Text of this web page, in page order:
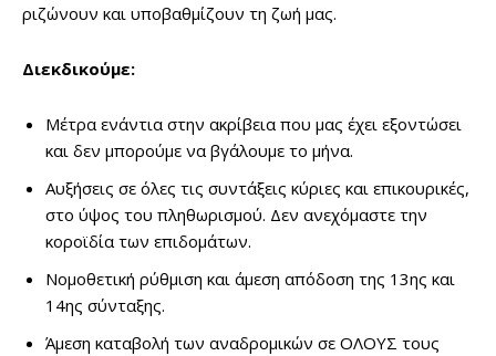
ριζώνουν και υποβαθμίζουν τη ζωή μας.
Διεκδικούμε:
Μέτρα ενάντια στην ακρίβεια που μας έχει εξοντώσει
και δεν μπορούμε να βγάλουμε το μήνα.
Αυξήσεις σε όλες τις συντάξεις κύριες και επικουρικές,
στο ύψος του πληθωρισμού. Δεν ανεχόμαστε την
κοροϊδία των επιδομάτων.
Νομοθετική ρύθμιση και άμεση απόδοση της 13ης και
14ης σύνταξης.
Άμεση καταβολή των αναδρομικών σε ΟΛΟΥΣ τους